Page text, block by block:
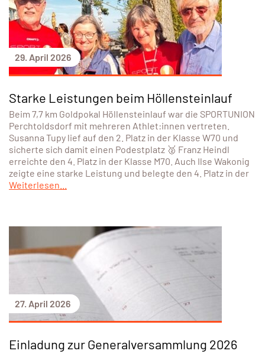
29. April 2026
Starke Leistungen beim Höllensteinlauf
Beim 7,7 km Goldpokal Höllensteinlauf war die SPORTUNION
Perchtoldsdorf mit mehreren Athlet:innen vertreten.
Susanna Tupy lief auf den 2. Platz in der Klasse W70 und
sicherte sich damit einen Podestplatz 🥈 Franz Heindl
erreichte den 4. Platz in der Klasse M70. Auch Ilse Wakonig
zeigte eine starke Leistung und belegte den 4. Platz in der
Weiterlesen...
27. April 2026
Einladung zur Generalversammlung 2026